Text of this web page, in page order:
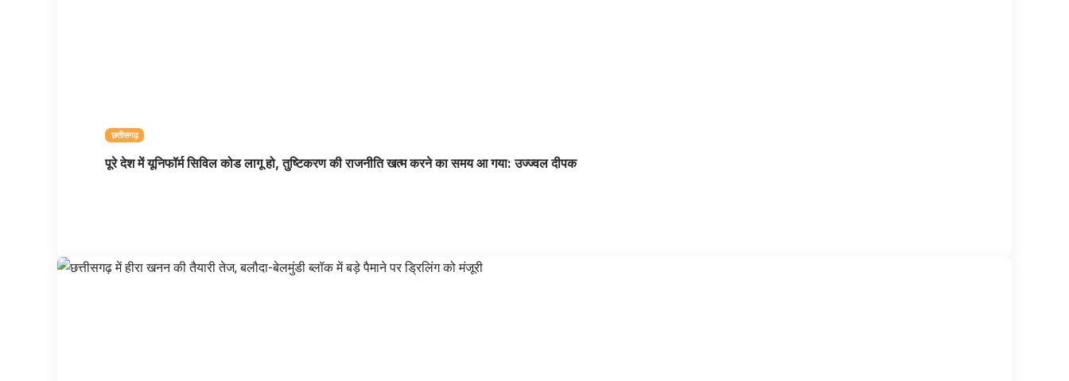
छत्तीसगढ़
पूरे देश में यूनिफॉर्म सिविल कोड लागू हो, तुष्टिकरण की राजनीति खत्म करने का समय आ गया: उज्ज्वल दीपक